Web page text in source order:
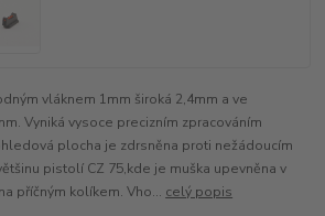
vláknem 1mm široká 2,4mm a ve
Vyniká vysoce precizním zpracováním
plocha je zdrsněna proti nežádoucím
pistolí CZ 75,kde je muška upevněna v
příčným kolíkem. Vho... celý popis